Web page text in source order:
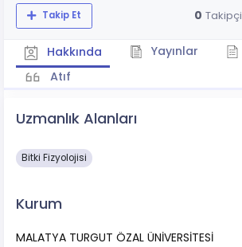
Takip Et 0 Takipçi
Hakkında Yayınlar
Atıf
Uzmanlık Alanları
Bitki Fizyolojisi
Kurum
MALATYA TURGUT ÖZAL ÜNİVERSİTESİ